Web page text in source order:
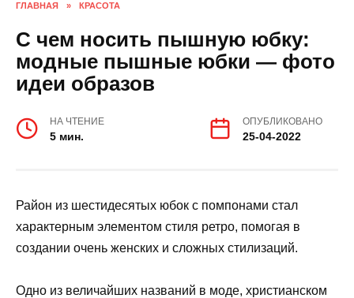
ГЛАВНАЯ » КРАСОТА
С чем носить пышную юбку:
модные пышные юбки — фото
идеи образов
НА ЧТЕНИЕ
5 мин.
ОПУБЛИКОВАНО
25-04-2022
Район из шестидесятых юбок с помпонами стал
характерным элементом стиля ретро, ​​помогая в
создании очень женских и сложных стилизаций.
Одно из величайших названий в моде, христианском